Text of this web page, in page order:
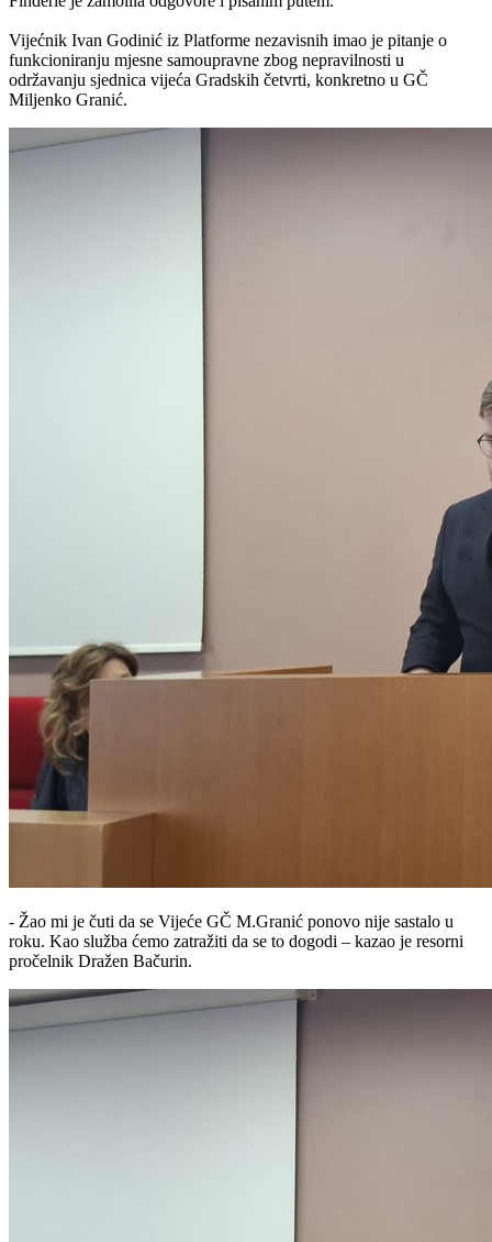
Vijećnik Ivan Godinić iz Platforme nezavisnih imao je pitanje o
funkcioniranju mjesne samoupravne zbog nepravilnosti u
održavanju sjednica vijeća Gradskih četvrti, konkretno u GČ
Miljenko Granić.
- Žao mi je čuti da se Vijeće GČ M.Granić ponovo nije sastalo u
roku. Kao služba ćemo zatražiti da se to dogodi – kazao je resorni
pročelnik Dražen Bačurin.